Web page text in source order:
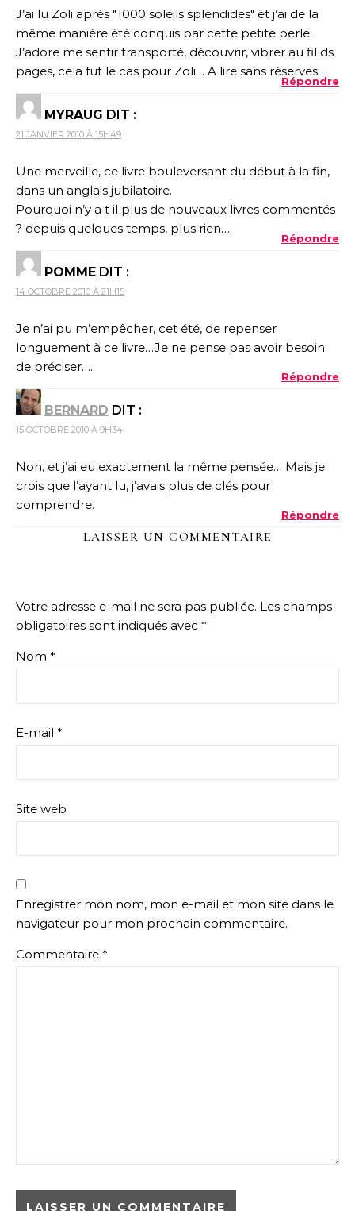
J’ai lu Zoli après "1000 soleils splendides" et j’ai de la
même manière été conquis par cette petite perle.
J’adore me sentir transporté, découvrir, vibrer au fil ds
pages, cela fut le cas pour Zoli… A lire sans réserves.
Répondre
MYRAUG DIT :
21 JANVIER 2010 À 15H49
Une merveille, ce livre bouleversant du début à la fin,
dans un anglais jubilatoire.
Pourquoi n’y a t il plus de nouveaux livres commentés
? depuis quelques temps, plus rien…
Répondre
POMME DIT :
14 OCTOBRE 2010 À 21H15
Je n’ai pu m’empêcher, cet été, de repenser
longuement à ce livre…Je ne pense pas avoir besoin
de préciser….
Répondre
BERNARD DIT :
15 OCTOBRE 2010 À 9H34
Non, et j’ai eu exactement la même pensée… Mais je
crois que l’ayant lu, j’avais plus de clés pour
comprendre.
Répondre
LAISSER UN COMMENTAIRE
Votre adresse e-mail ne sera pas publiée. Les champs
obligatoires sont indiqués avec *
Nom *
E-mail *
Site web
Enregistrer mon nom, mon e-mail et mon site dans le
navigateur pour mon prochain commentaire.
Commentaire *